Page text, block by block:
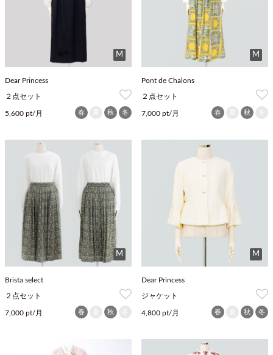
M
Dear Princess
２点セット
5,600 pt/月 春 秋 冬
M
Pont de Chalons
２点セット
7,000 pt/月 春 秋
M
Brista select
２点セット
7,000 pt/月 春 秋
M
Dear Princess
ジャケット
4,800 pt/月 春 秋 冬